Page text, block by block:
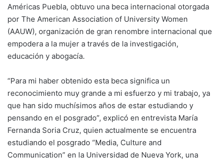
Américas Puebla, obtuvo una beca internacional otorgada
por The American Association of University Women
(AAUW), organización de gran renombre internacional que
empodera a la mujer a través de la investigación,
educación y abogacía.
“Para mi haber obtenido esta beca significa un
reconocimiento muy grande a mi esfuerzo y mi trabajo, ya
que han sido muchísimos años de estar estudiando y
pensando en el posgrado”, explicó en entrevista María
Fernanda Soria Cruz, quien actualmente se encuentra
estudiando el posgrado “Media, Culture and
Communication” en la Universidad de Nueva York, una